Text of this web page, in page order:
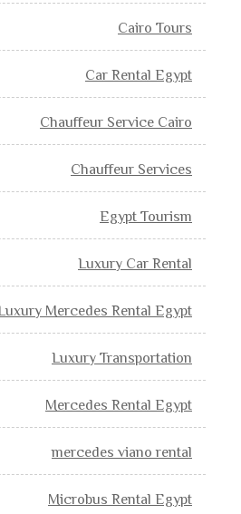
Cairo Tours
Car Rental Egypt
Chauffeur Service Cairo
Chauffeur Services
Egypt Tourism
Luxury Car Rental
Mercedes Rental Egypt
Luxury Transportation
Mercedes Rental Egypt
mercedes viano rental
Microbus Rental Egypt